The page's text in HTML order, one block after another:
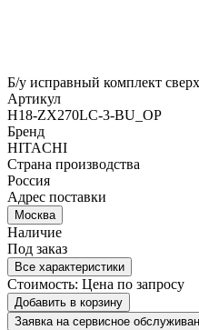
Б/у исправный комплект
Артикул
H18-ZX270LC-3-BU_OP
Бренд
HITACHI
Страна производства
Россия
Адрес поставки
Москва
Наличие
Под заказ
Все характеристики
Стоимость: Цена по запросу
Добавить в корзину
Заявка на сервисное